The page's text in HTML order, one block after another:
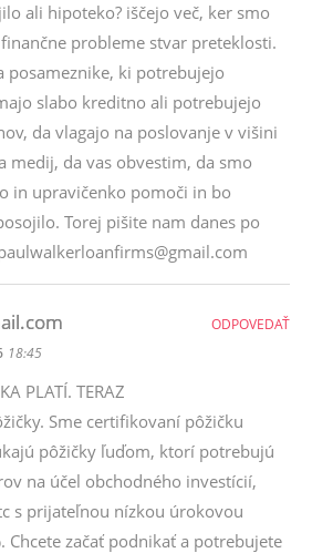
ali hipoteko? iščejo več, ker smo
probleme stvar preteklosti.
posameznike, ki potrebujejo
slabo kreditno ali potrebujejo
da vlagajo na poslovanje v višini
medij, da vas obvestim, da smo
in upravičenko pomoči in bo
Torej pišite nam danes po
18:45
PLATÍ. TERAZ
Sme certifikovaní pôžičku
pôžičky ľuďom, ktorí potrebujú
na účel obchodného investícií,
s prijateľnou nízkou úrokovou
Chcete začať podnikať a potrebujete
ODPOVEDAŤ